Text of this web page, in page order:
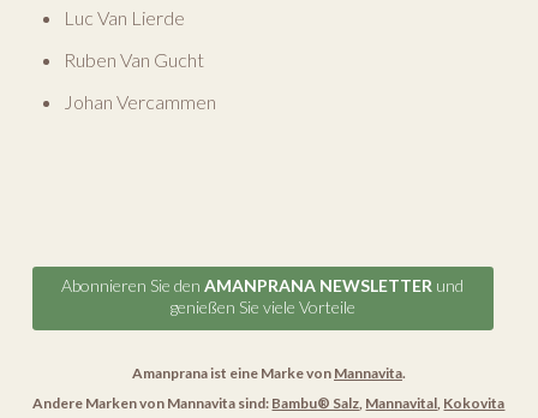
Luc Van Lierde
Ruben Van Gucht
Johan Vercammen
Abonnieren Sie denAMANPRANA NEWSLETTER und
genießen Sie viele Vorteile
Amanprana ist eine Marke von Mannavita.
Andere Marken von Mannavita sind: Bambu® Salz, Mannavital, Kokovita